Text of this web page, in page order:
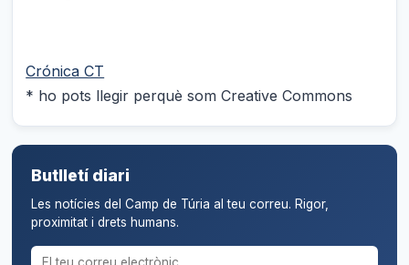
Crónica CT
* ho pots llegir perquè som Creative Commons
Butlletí diari
Les notícies del Camp de Túria al teu correu. Rigor,
proximitat i drets humans.
Correu electrònic per al butlletí